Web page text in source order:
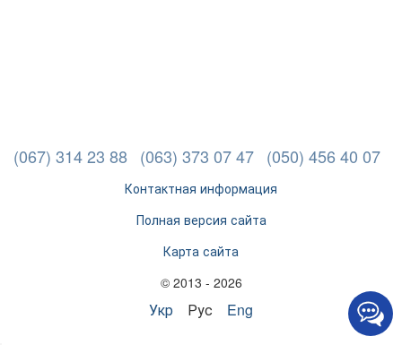
(067) 314 23 88 (063) 373 07 47 (050) 456 40 07
Контактная информация
Полная версия сайта
Карта сайта
© 2013 - 2026
Укр Рус Eng